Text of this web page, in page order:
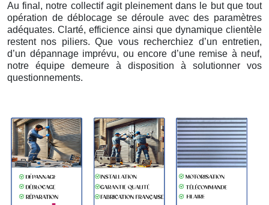
Au final, notre collectif agit pleinement dans le but que tout
opération de déblocage se déroule avec des paramètres
adéquates. Clarté, efficience ainsi que dynamique clientèle
restent nos piliers. Que vous recherchiez d’un entretien,
d’un dépannage imprévu, ou encore d’une remise à neuf,
notre équipe demeure à disposition à solutionner vos
questionnements.